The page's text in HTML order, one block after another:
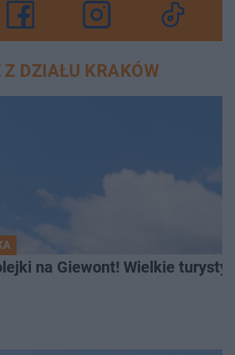
DZIAŁU KRAKÓW
na Giewont! Wielkie